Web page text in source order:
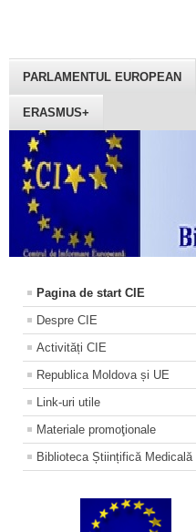
PARLAMENTUL EUROPEAN
ERASMUS+
Pagina de start CIE
Despre CIE
Activități CIE
Republica Moldova și UE
Link-uri utile
Materiale promoţionale
Biblioteca Științifică Medicală